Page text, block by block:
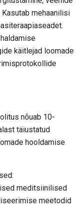
mehaanilisi
käitlejad loomade
nõuab 10-
täiustatud
hooldamise
meditsiinilised
meetodid